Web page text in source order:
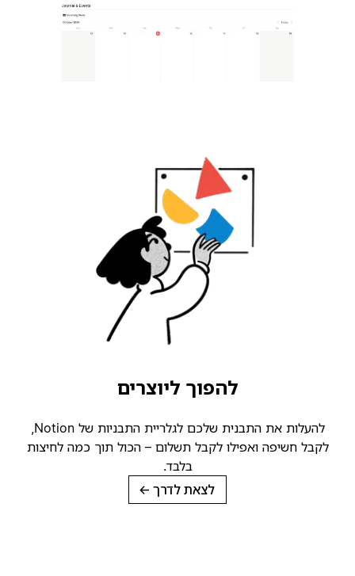
להפוך ליוצרים
להעלות את התבנית שלכם לגלריית התבניות של Notion,
לקבל חשיפה ואפילו לקבל תשלום – הכול תוך כמה לחיצות
בלבד.
לצאת לדרך→